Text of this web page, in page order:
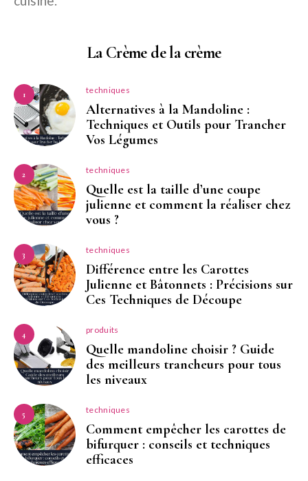
La Crème de la crème
1 techniques
Alternatives à la Mandoline :
Techniques et Outils pour Trancher
Vos Légumes
2 techniques
Quelle est la taille d’une coupe
julienne et comment la réaliser chez
vous ?
3 techniques
Différence entre les Carottes
Julienne et Bâtonnets : Précisions sur
Ces Techniques de Découpe
4 produits
Quelle mandoline choisir ? Guide
des meilleurs trancheurs pour tous
les niveaux
5 techniques
Comment empêcher les carottes de
bifurquer : conseils et techniques
efficaces